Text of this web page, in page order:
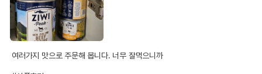
여러가지 맛으로 주문해 봅니다. 너무 잘먹으니까